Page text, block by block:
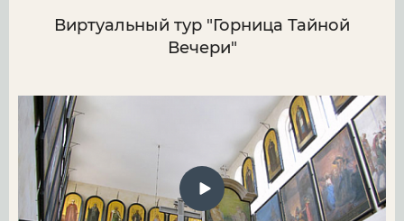
Виртуальный тур "Горница Тайной
Вечери"